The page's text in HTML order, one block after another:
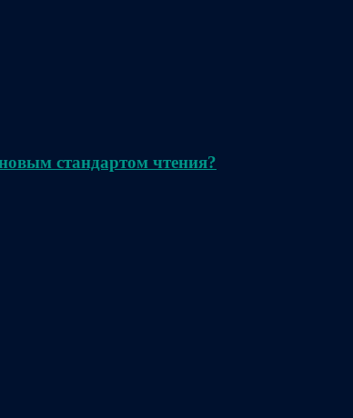
стандартом чтения?